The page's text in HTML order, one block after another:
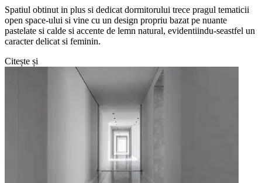
Spatiul obtinut in plus si dedicat dormitorului trece pragul tematicii
open space-ului si vine cu un design propriu bazat pe nuante
pastelate si calde si accente de lemn natural, evidentiindu-seastfel un
caracter delicat si feminin.
Citește și